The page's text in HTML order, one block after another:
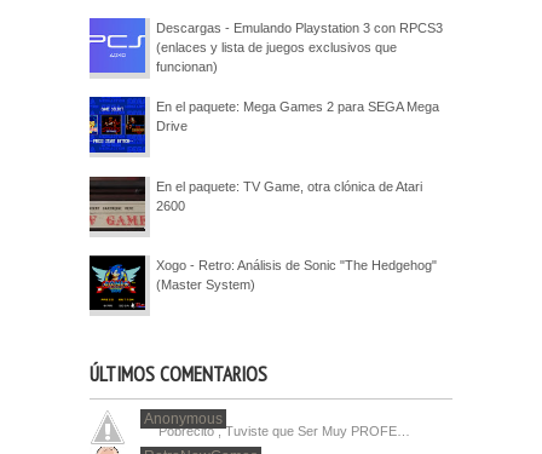
Descargas - Emulando Playstation 3 con RPCS3
(enlaces y lista de juegos exclusivos que
funcionan)
En el paquete: Mega Games 2 para SEGA Mega
Drive
En el paquete: TV Game, otra clónica de Atari
2600
Xogo - Retro: Análisis de Sonic "The Hedgehog"
(Master System)
ÚLTIMOS COMENTARIOS
Anonymous
Pobrecito , Tuviste que Ser Muy PROFE…